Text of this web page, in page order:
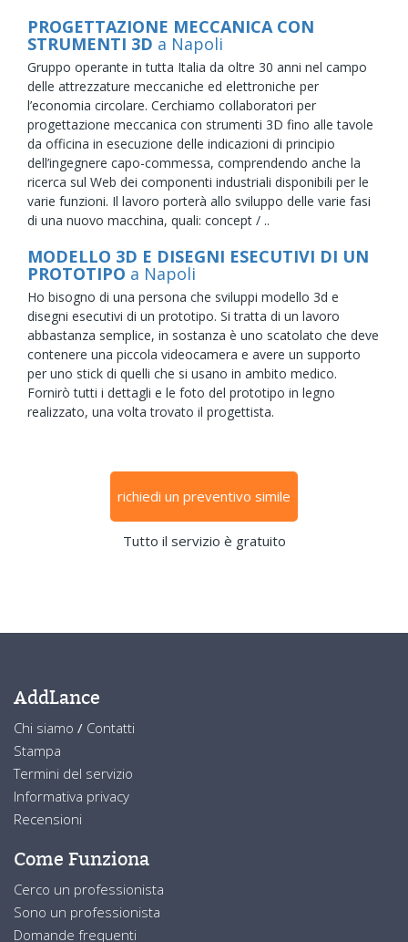
PROGETTAZIONE MECCANICA CON
STRUMENTI 3D a Napoli
Gruppo operante in tutta Italia da oltre 30 anni nel campo
delle attrezzature meccaniche ed elettroniche per
l’economia circolare. Cerchiamo collaboratori per
progettazione meccanica con strumenti 3D fino alle tavole
da officina in esecuzione delle indicazioni di principio
dell’ingegnere capo-commessa, comprendendo anche la
ricerca sul Web dei componenti industriali disponibili per le
varie funzioni. Il lavoro porterà allo sviluppo delle varie fasi
di una nuovo macchina, quali: concept / ..
MODELLO 3D E DISEGNI ESECUTIVI DI UN
PROTOTIPO a Napoli
Ho bisogno di una persona che sviluppi modello 3d e
disegni esecutivi di un prototipo. Si tratta di un lavoro
abbastanza semplice, in sostanza è uno scatolato che deve
contenere una piccola videocamera e avere un supporto
per uno stick di quelli che si usano in ambito medico.
Fornirò tutti i dettagli e le foto del prototipo in legno
realizzato, una volta trovato il progettista.
richiedi un preventivo simile
Tutto il servizio è gratuito
AddLance
Chi siamo / Contatti
Stampa
Termini del servizio
Informativa privacy
Recensioni
Come Funziona
Cerco un professionista
Sono un professionista
Domande frequenti